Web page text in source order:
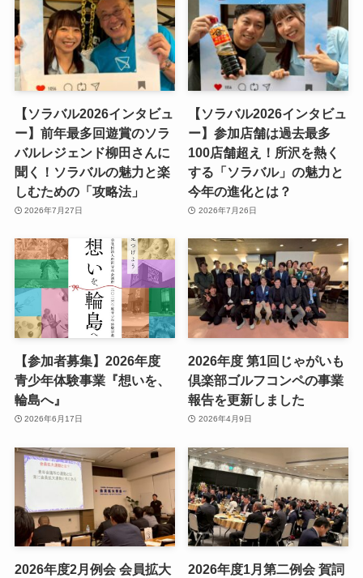
【ソラバル2026インタビュ
ー】前年最多回遊賞のソラ
バルレジェンド柳田さんに
聞く！ソラバルの魅力と楽
しむための「攻略法」
2026年7月27日
【ソラバル2026インタビュ
ー】参加店舗は過去最多
100店舗超え！所沢を熱く
する「ソラバル」の魅力と
今年の進化とは？
2026年7月26日
【参加者募集】2026年度
青少年体験事業『想いを、
輪島へ』
2026年6月17日
2026年度 第1回じゃがいも
倶楽部ゴルフコンペの事業
報告を更新しました
2026年4月9日
2026年度2月例会 会員拡大
2026年度1月第二例会 賀詞